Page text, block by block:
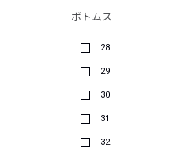
ボトムス
28
29
30
31
32